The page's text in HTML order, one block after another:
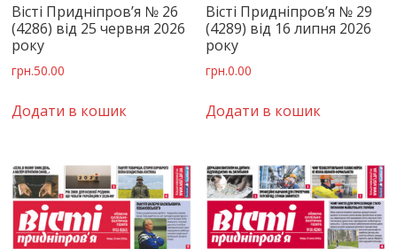
Вісті Придніпров’я № 26
(4286) від 25 червня 2026
року
грн.50.00
Додати в кошик
Вісті Придніпров’я № 29
(4289) від 16 липня 2026
року
грн.0.00
Додати в кошик